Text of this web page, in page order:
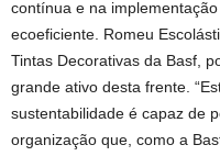
contínua e na
ecoeficiente. Romeu
Tintas Decorativas da Basf,
grande ativo desta frente.
sustentabilidade é capaz de
organização que, como a